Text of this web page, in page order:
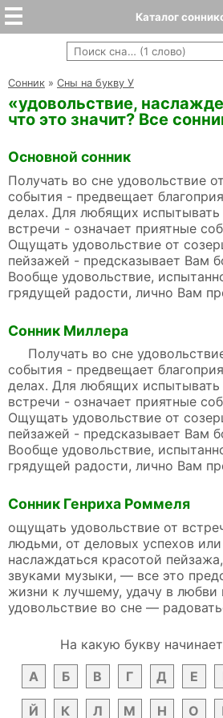
Каталог
Cонник » Сны на букву У
«удовольствие,
что это значит? Все
Основной сонник
Получать во сне удовольствие
события - предвещает
делах. Для любящих испытывать
встречи - означает приятные
Ощущать удовольствие от
пейзажей - предсказывает Вам
Вообще удовольствие,
грядущей радости, лично Вам
Сонник Миллера
Получать во сне
события - предвещает
делах. Для любящих испытывать
встречи - означает приятные
Ощущать удовольствие от
пейзажей - предсказывает Вам
Вообще удовольствие,
грядущей радости, лично Вам
Сонник Генриха Роммеля
ощущать удовольствие от
людьми, от деловых успехов
наслаждаться красотой
звуками музыки, — все это
жизни к лучшему, удачу в любви
удовольствие во сне —
На какую букву
А
Б В Г Д Е
Й К Л М Н О